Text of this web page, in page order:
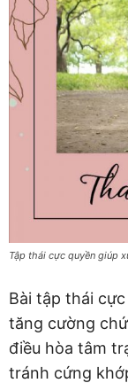
Tập thái cực quyền giúp
Bài tập thái
tăng cường
điều hòa tâm
tránh cứng